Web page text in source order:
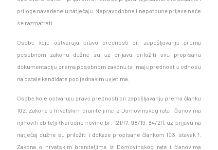
priloge navedene u natječaju. Nepravodobne i nepotpune prijave neće
se razmatrati.
Osobe koje ostvaruju pravo prednosti pri zapošljavanju prema
posebnom zakonu dužne su uz prijavu priložiti svu propisanu
dokumentaciju prema posebnom zakonu te imaju prednost u odnosu
na ostale kandidate pod jednakim uvjetima.
Osobe koje ostvaruju pravo prednosti pri zapošljavanju prema članku
102. Zakona o hrvatskim braniteljima iz Domovinskog rata i članovima
njihovih obitelji (Narodne novine br. 121/17, 98/19, 84/21), uz prijavu na
natječaj dužne su priložiti i dokaze propisane člankom 103. stavak 1.
Zakona o hrvatskim braniteljima iz Domovinskog rata i članovima